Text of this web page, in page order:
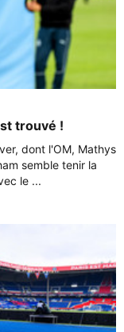
trouvé !
dont l'OM, Mathys
semble tenir la
le ...